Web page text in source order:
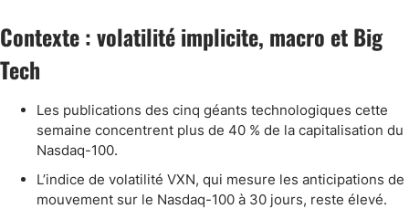
Contexte : volatilité implicite, macro et Big
Tech
Les publications des cinq géants technologiques cette
semaine concentrent plus de 40 % de la capitalisation du
Nasdaq-100.
L’indice de volatilité VXN, qui mesure les anticipations de
mouvement sur le Nasdaq-100 à 30 jours, reste élevé.